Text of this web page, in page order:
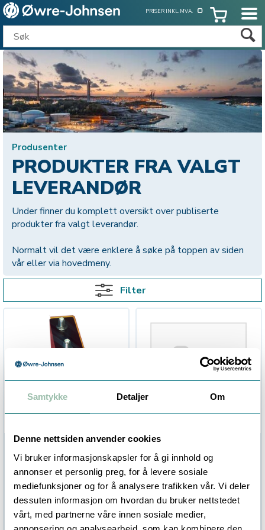
Samtykke Detaljer Om
Denne nettsiden anvender cookies
Vi bruker informasjonskapsler for å gi innhold og
annonser et personlig preg, for å levere sosiale
mediefunksjoner og for å analysere trafikken vår. Vi deler
dessuten informasjon om hvordan du bruker nettstedet
vårt, med partnerne våre innen sosiale medier,
PRISER INKL. MVA.
Produsenter
PRODUKTER FRA VALGT
LEVERANDØR
Under finner du komplett oversikt over publiserte
produkter fra valgt leverandør.
Normalt vil det være enklere å søke på toppen av siden
vår eller via hovedmeny.
Filter
Forsterker/filter,
trådløs M-Bus
For økt rekkevidde wM-Bus
Gateway
Ikke på lager (5dager)
Dongle
Ikke på lager (5 dager)